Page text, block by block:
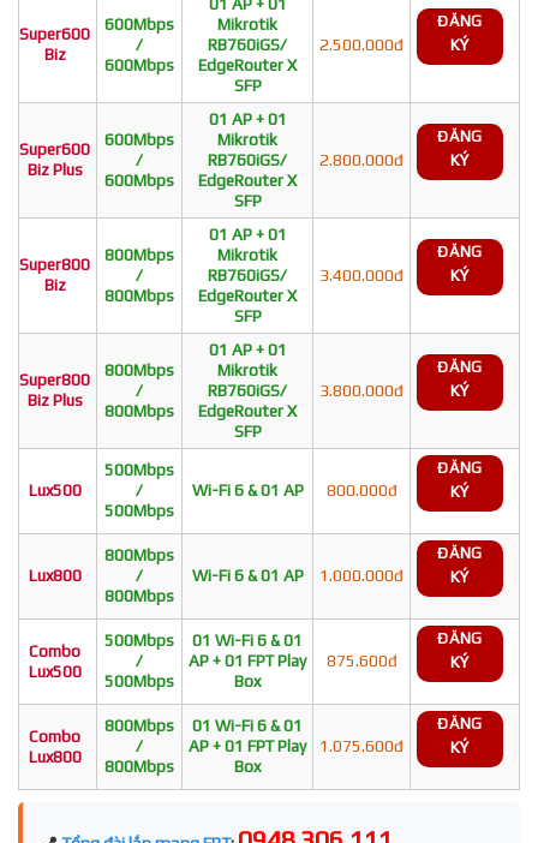
Super600
Biz
600Mbps
/
600Mbps
Mikrotik
RB760iGS/
EdgeRouter X
SFP
2.500.000đ
ĐĂNG
KÝ
Super600
Biz Plus
600Mbps
/
600Mbps
01 AP + 01
Mikrotik
RB760iGS/
EdgeRouter X
SFP
2.800.000đ
ĐĂNG
KÝ
Super800
Biz
800Mbps
/
800Mbps
01 AP + 01
Mikrotik
RB760iGS/
EdgeRouter X
SFP
3.400.000đ
ĐĂNG
KÝ
Super800
Biz Plus
800Mbps
/
800Mbps
01 AP + 01
Mikrotik
RB760iGS/
EdgeRouter X
SFP
3.800.000đ
ĐĂNG
KÝ
Lux500
500Mbps
/
500Mbps
Wi-Fi 6 & 01 AP 800.000đ
ĐĂNG
KÝ
Lux800
800Mbps
/
800Mbps
Wi-Fi 6 & 01 AP 1.000.000đ
ĐĂNG
KÝ
Combo
Lux500
500Mbps
/
500Mbps
01 Wi-Fi 6 & 01
AP + 01 FPT Play
Box
875.600đ
ĐĂNG
KÝ
Combo
Lux800
800Mbps
/
800Mbps
01 Wi-Fi 6 & 01
AP + 01 FPT Play
Box
1.075.600đ
ĐĂNG
KÝ